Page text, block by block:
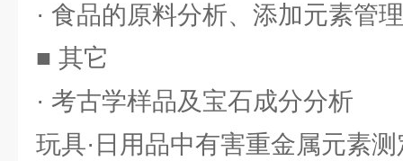
· 食品的原料分析、添加元素管
■ 其它
· 考古学样品及宝石成分分析
玩具·日用品中有害重金属元素